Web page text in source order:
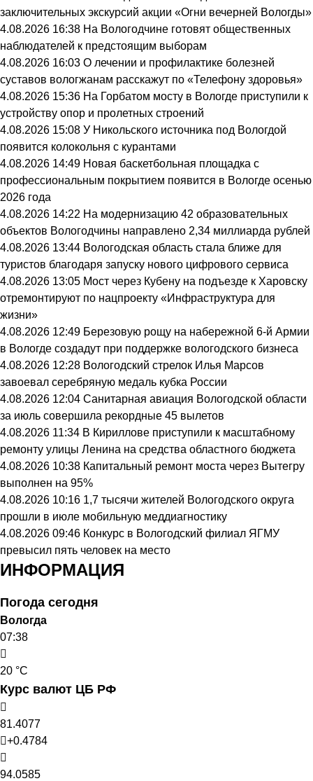
заключительных экскурсий акции «Огни вечерней Вологды»
4.08.2026 16:38 На Вологодчине готовят общественных
наблюдателей к предстоящим выборам
4.08.2026 16:03 О лечении и профилактике болезней
суставов вологжанам расскажут по «Телефону здоровья»
4.08.2026 15:36 На Горбатом мосту в Вологде приступили к
устройству опор и пролетных строений
4.08.2026 15:08 У Никольского источника под Вологдой
появится колокольня с курантами
4.08.2026 14:49 Новая баскетбольная площадка с
профессиональным покрытием появится в Вологде осенью
2026 года
4.08.2026 14:22 На модернизацию 42 образовательных
объектов Вологодчины направлено 2,34 миллиарда рублей
4.08.2026 13:44 Вологодская область стала ближе для
туристов благодаря запуску нового цифрового сервиса
4.08.2026 13:05 Мост через Кубену на подъезде к Харовску
отремонтируют по нацпроекту «Инфраструктура для
жизни»
4.08.2026 12:49 Березовую рощу на набережной 6-й Армии
в Вологде создадут при поддержке вологодского бизнеса
4.08.2026 12:28 Вологодский стрелок Илья Марсов
завоевал серебряную медаль кубка России
4.08.2026 12:04 Санитарная авиация Вологодской области
за июль совершила рекордные 45 вылетов
4.08.2026 11:34 В Кириллове приступили к масштабному
ремонту улицы Ленина на средства областного бюджета
4.08.2026 10:38 Капитальный ремонт моста через Вытегру
выполнен на 95%
4.08.2026 10:16 1,7 тысячи жителей Вологодского округа
прошли в июле мобильную меддиагностику
4.08.2026 09:46 Конкурс в Вологодский филиал ЯГМУ
превысил пять человек на место
ИНФОРМАЦИЯ
Погода сегодня
Вологда
07:38
20 °C
Курс валют ЦБ РФ
81.4077
+0.4784
94.0585